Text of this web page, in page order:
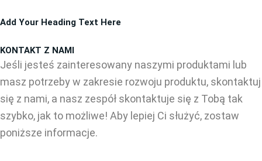
do
Add Your Heading Text Here
KONTAKT Z NAMI
Jeśli jesteś zainteresowany naszymi produktami lub
masz potrzeby w zakresie rozwoju produktu, skontaktuj
się z nami, a nasz zespół skontaktuje się z Tobą tak
szybko, jak to możliwe! Aby lepiej Ci służyć, zostaw
poniższe informacje.